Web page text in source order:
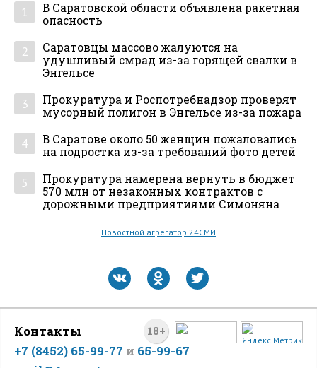
1
В Саратовской области объявлена ракетная
опасность
2
Саратовцы массово жалуются на
удушливый смрад из-за горящей свалки в
Энгельсе
3
Прокуратура и Роспотребнадзор проверят
мусорный полигон в Энгельсе из-за пожара
4
В Саратове около 50 женщин пожаловались
на подростка из-за требований фото детей
5
Прокуратура намерена вернуть в бюджет
570 млн от незаконных контрактов с
дорожными предприятиями Симоняна
Новостной агрегатор 24СМИ
18+
Контакты
+7 (8452) 65-99-77 и 65-99-67